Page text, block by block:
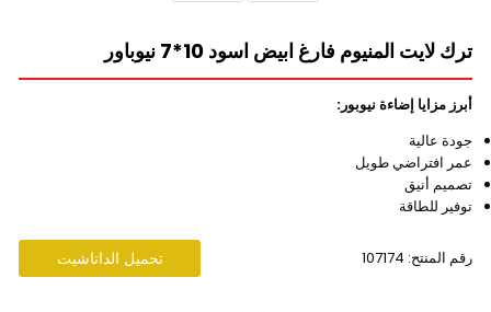
ترك لايت المنيوم فارغ ابيض اسود 10*7 نيوباور
أبرز مزايا إضاءة نيوبور:
جودة عالية
عمر افتراضي طويل
تصميم أنيق
توفير للطاقة
رقم المنتح: 107174 تحميل الداتاشيت